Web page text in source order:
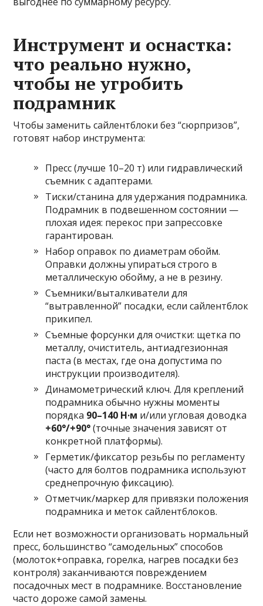
Инструмент и оснастка:
что реально нужно,
чтобы не угробить
подрамник
Чтобы заменить сайлентблоки без “сюрпризов”,
готовят набор инструмента:
Пресс (лучше 10–20 т) или гидравлический
съемник с адаптерами.
Тиски/станина для удержания подрамника.
Подрамник в подвешенном состоянии —
плохая идея: перекос при запрессовке
гарантирован.
Набор оправок по диаметрам обойм.
Оправки должны упираться строго в
металлическую обойму, а не в резину.
Съемники/выталкиватели для
“вытравленной” посадки, если сайлентблок
прикипел.
Съемные форсунки для очистки: щетка по
металлу, очиститель, антиадгезионная
паста (в местах, где она допустима по
инструкции производителя).
Динамометрический ключ. Для креплений
подрамника обычно нужны моменты
порядка 90–140 Н·м и/или угловая доводка
+60°/+90°(точные значения зависят от
конкретной платформы).
Герметик/фиксатор резьбы по регламенту
(часто для болтов подрамника используют
среднепрочную фиксацию).
Отметчик/маркер для привязки положения
подрамника и меток сайлентблоков.
Если нет возможности организовать нормальный
пресс, большинство “самодельных” способов
(молоток+оправка, горелка, нагрев посадки без
контроля) заканчиваются повреждением
посадочных мест в подрамнике. Восстановление
часто дороже самой замены.